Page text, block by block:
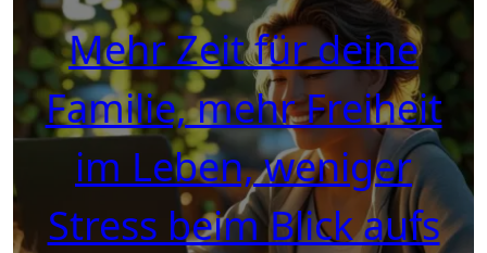
Mehr Zeit für deine
Familie, mehr Freiheit
im Leben, weniger
Stress beim Blick aufs